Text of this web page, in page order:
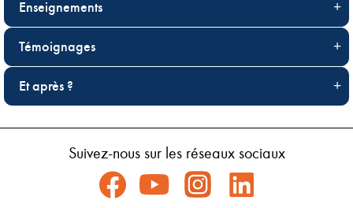
Enseignements
Témoignages
Et après ?
Suivez-nous sur les réseaux sociaux